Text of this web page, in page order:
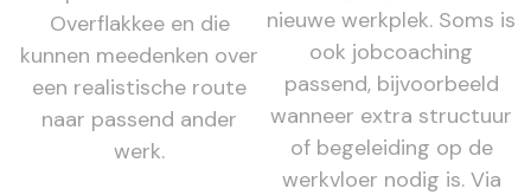
Overflakkee en die
kunnen meedenken over
een realistische route
naar passend ander
werk.
nieuwe werkplek. Soms is
ook jobcoaching
passend, bijvoorbeeld
wanneer extra structuur
of begeleiding op de
werkvloer nodig is. Via